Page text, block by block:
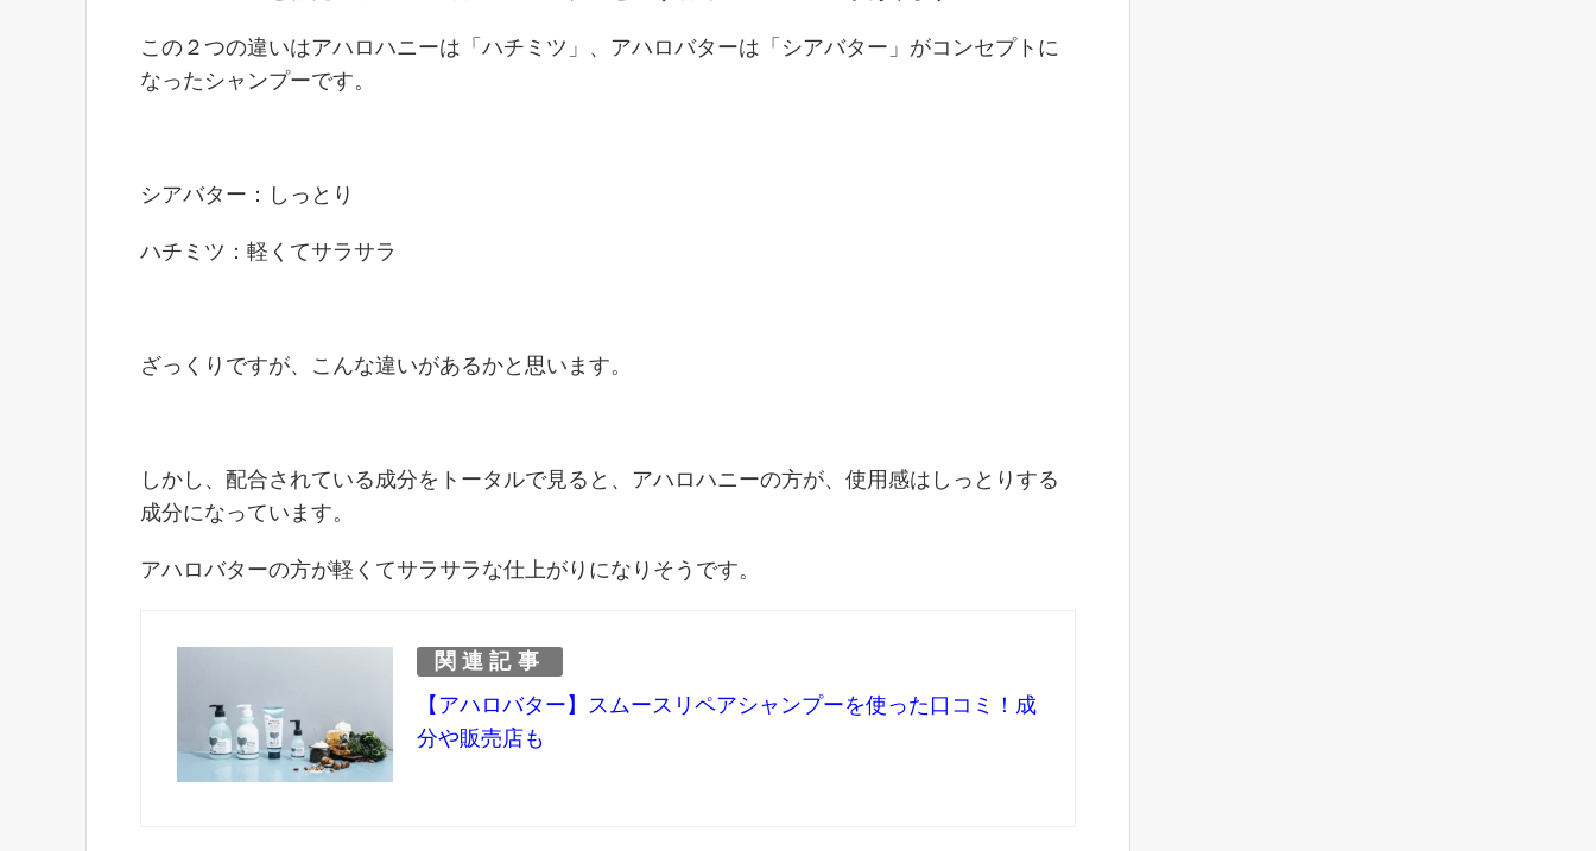
この２つの違いはアハロハニーは「ハチミツ」、アハロバターは「シアバター」がコンセプトに
なったシャンプーです。
シアバター：しっとり
ハチミツ：軽くてサラサラ
ざっくりですが、こんな違いがあるかと思います。
しかし、配合されている成分をトータルで見ると、アハロハニーの方が、使用感はしっとりする
成分になっています。
アハロバターの方が軽くてサラサラな仕上がりになりそうです。
関連記事
【アハロバター】スムースリペアシャンプーを使った口コミ！成
分や販売店も